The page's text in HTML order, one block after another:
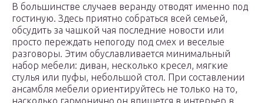
В большинстве случаев веранду отводят именно под
гостиную. Здесь приятно собраться всей семьей,
обсудить за чашкой чая последние новости или
просто переждать непогоду под смех и веселые
разговоры. Этим обуславливается минимальный
набор мебели: диван, несколько кресел, мягкие
стулья или пуфы, небольшой стол. При составлении
ансамбля мебели ориентируйтесь не только на то,
насколько гармонично он впишется в интерьер в